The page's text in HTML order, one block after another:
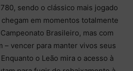
sendo o clássico mais jogado
em momentos totalmente
Brasileiro, mas com
– vencer para manter vivos seus
o Leão mira o acesso à